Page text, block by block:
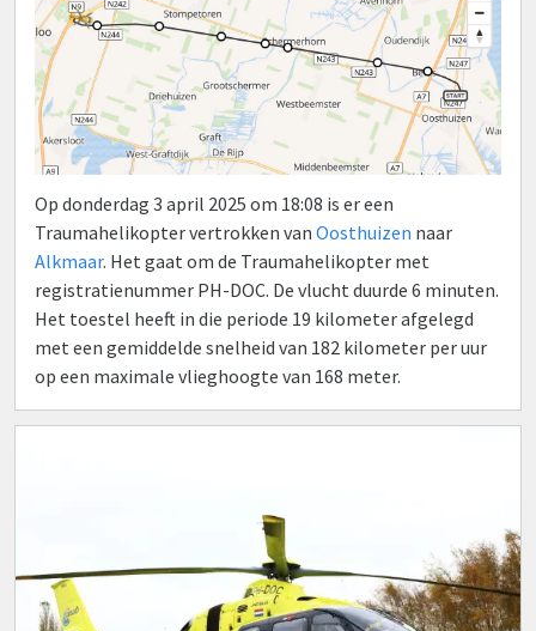
Op donderdag 3 april 2025 om 18:08 is er een
Traumahelikopter vertrokken van Oosthuizen naar
Alkmaar. Het gaat om de Traumahelikopter met
registratienummer PH-DOC. De vlucht duurde 6 minuten.
Het toestel heeft in die periode 19 kilometer afgelegd
met een gemiddelde snelheid van 182 kilometer per uur
op een maximale vlieghoogte van 168 meter.